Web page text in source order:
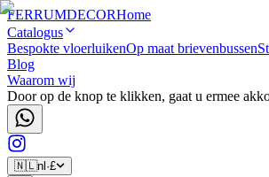
FERRUMDECORHome
Catalogus
Bespokte vloerluikenOp maat brievenbussen
Blog
Waarom wij
Door op de knop te klikken, gaat u ermee
🇳🇱nl ·£